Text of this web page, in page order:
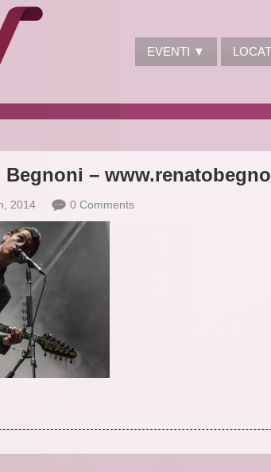
EVENTI ▼
–
2014 0 Comments